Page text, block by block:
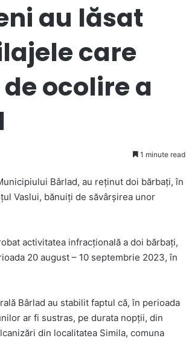
au lăsat
care
ocolire a
1 minute read
Bârlad, au reținut doi bărbați, în
Vaslui, bănuiți de săvârșirea unor
activitatea infracțională a doi bărbați,
20 august – 10 septembrie 2023, în
Bârlad au stabilit faptul că, în perioada
ar fi sustras, pe durata nopții, din
din localitatea Simila, comuna